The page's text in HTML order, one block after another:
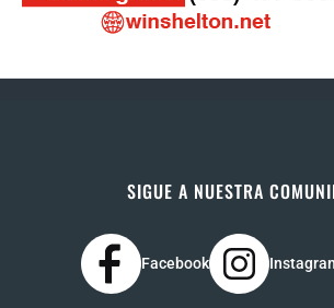
SIGUE A NUESTRA
Facebook